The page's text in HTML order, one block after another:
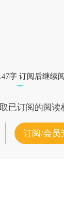
字 订阅后继续
已订阅的阅读
订阅/会员